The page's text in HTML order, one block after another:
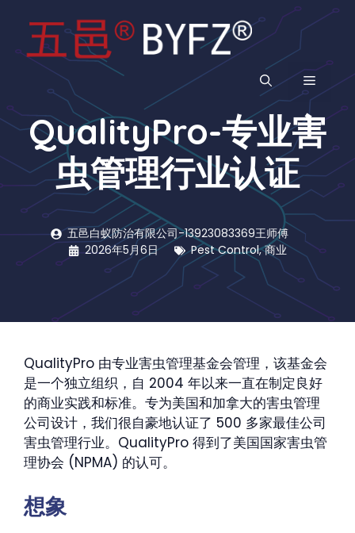
菜
单
QualityPro-专业害
虫管理行业认证
五邑白蚁防治有限公司-13923083369王师傅
2026年5月6日
Pest Control,商业
QualityPro 由专业害虫管理基金会管理，该基金会
是一个独立组织，自 2004 年以来一直在制定良好
的商业实践和标准。专为美国和加拿大的害虫管理
公司设计，我们很自豪地认证了 500 多家最佳公司
害虫管理行业。QualityPro 得到了美国国家害虫管
理协会 (NPMA) 的认可。
想象